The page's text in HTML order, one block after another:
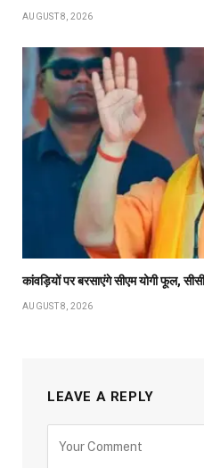
AUGUST 8, 2026
कांवड़ियों पर बरसाएंगे सीएम योगी फूल,
AUGUST 8, 2026
LEAVE A REPLY